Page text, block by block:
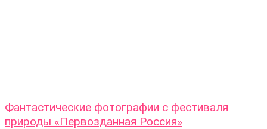
Фантастические фотографии с фестиваля
природы «Первозданная Россия»